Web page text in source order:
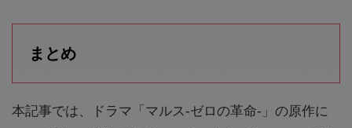
まとめ
本記事では、ドラマ「マルス-ゼロの革命-」の原作に